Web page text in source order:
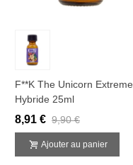
F**k The Unicorn Extreme
Hybride 25ml
8,91 € 9,90 €
Ajouter au panier